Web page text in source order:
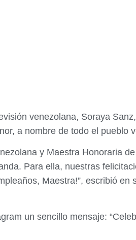
venezolana, Soraya
a nombre de todo el pueblo
y Maestra Honoraria
Para ella, nuestras
Maestra!”, escribió en
un sencillo mensaje: